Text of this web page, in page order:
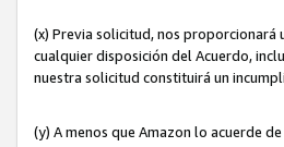
(x) Previa solicitud, nos proporcionará
cualquier disposición del Acuerdo,
nuestra solicitud constituirá un
(y) A menos que Amazon lo acuerde